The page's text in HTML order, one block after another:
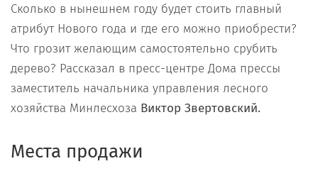
Сколько в нынешнем году будет стоить главный
атрибут Нового года и где его можно приобрести?
Что грозит желающим самостоятельно срубить
дерево? Рассказал в пресс-центре Дома прессы
заместитель начальника управления лесного
хозяйства Минлесхоза Виктор Звертовский.
Места продажи